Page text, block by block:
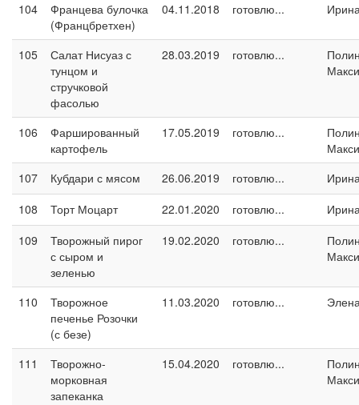
104
Францева булочка
(Францбретхен)
04.11.2018 готовлю...
105
Салат Нисуаз с
тунцом и
стручковой
фасолью
28.03.2019 готовлю...
106
Фаршированный
картофель
17.05.2019 готовлю...
107
Кубдари с мясом 26.06.2019 готовлю...
108
Торт Моцарт 22.01.2020 готовлю...
109
Творожный пирог
с сыром и
зеленью
19.02.2020 готовлю...
110
Творожное
печенье Розочки
(с безе)
11.03.2020 готовлю...
111
Творожно-
морковная
запеканка
15.04.2020 готовлю...